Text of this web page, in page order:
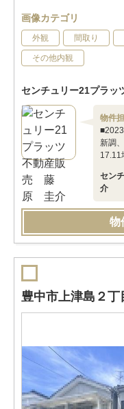
画像カテゴリ
外観 間取り
その他内観
センチュリー21プラッ
物件
新調
17.11
セン
介
物
豊中市上津島２